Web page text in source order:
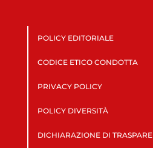
POLICY EDITORIALE
CODICE ETICO CONDOTTA
PRIVACY POLICY
POLICY DIVERSITÀ
DICHIARAZIONE DI